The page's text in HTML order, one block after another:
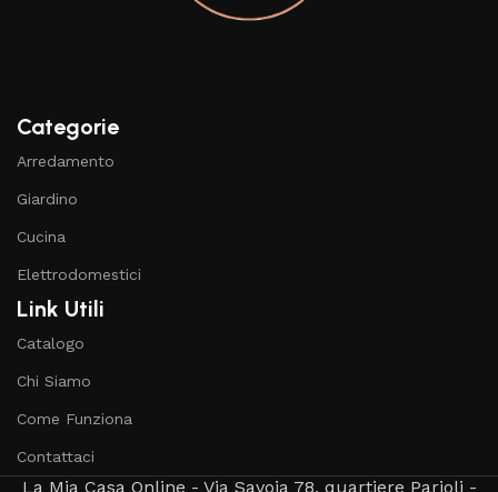
Categorie
Arredamento
Giardino
Cucina
Elettrodomestici
Link Utili
Catalogo
Chi Siamo
Come Funziona
Contattaci
La Mia Casa Online - Via Savoia 78, quartiere Parioli -